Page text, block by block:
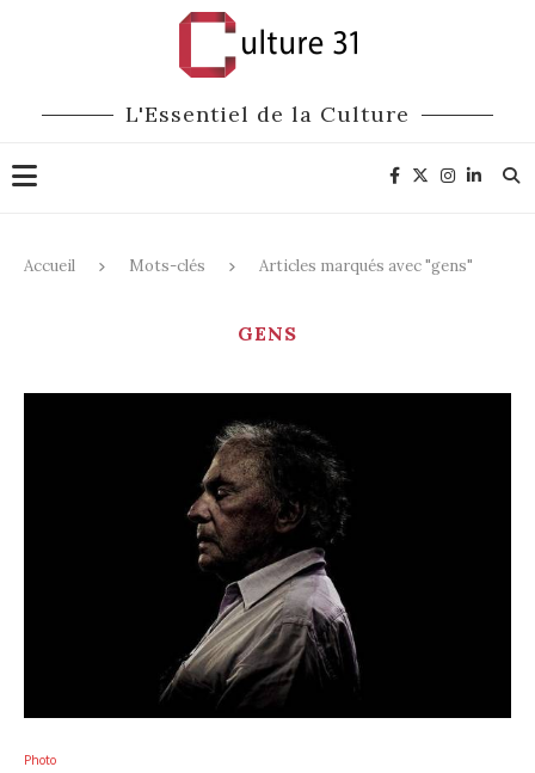
L'Essentiel de la Culture
Accueil Mots-clés Articles marqués avec "gens"
GENS
Photo